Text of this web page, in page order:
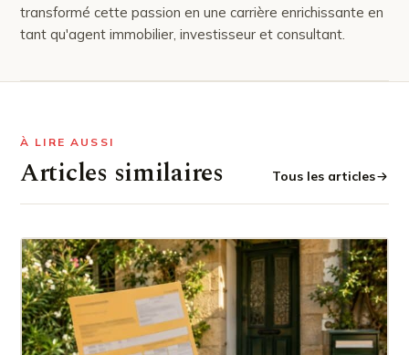
transformé cette passion en une carrière enrichissante en
tant qu'agent immobilier, investisseur et consultant.
À LIRE AUSSI
Articles similaires Tous les articles